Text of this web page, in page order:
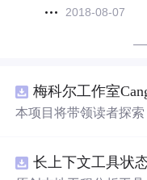
2018-08-07
梅科尔工作室
本项目将带领读者探索